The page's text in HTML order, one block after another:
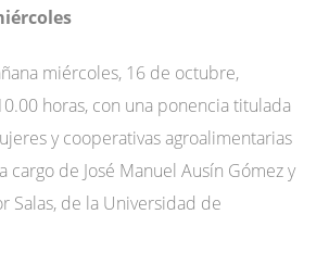
miércoles, 16 de octubre,
horas, con una ponencia titulada
y cooperativas agroalimentarias
cargo de José Manuel Ausín Gómez y
Salas, de la Universidad de